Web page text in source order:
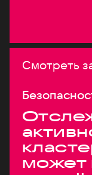
Смотреть
может